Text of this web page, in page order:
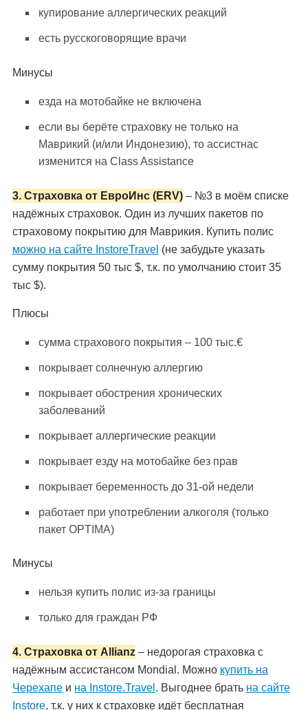
купирование аллергических реакций
есть русскоговорящие врачи
Минусы
езда на мотобайке не включена
если вы берёте страховку не только на
Маврикий (и/или Индонезию), то ассистнас
изменится на Class Assistance
3. Страховка от ЕвроИнс (ERV)– №3 в моём списке
надёжных страховок. Один из лучших пакетов по
страховому покрытию для Маврикия. Купить полис
можно на сайте InstoreTravel (не забудьте указать
сумму покрытия 50 тыс $, т.к. по умолчанию стоит 35
тыс $).
Плюсы
сумма страхового покрытия – 100 тыс.€
покрывает солнечную аллергию
покрывает обострения хронических
заболеваний
покрывает аллергические реакции
покрывает езду на мотобайке без прав
покрывает беременность до 31-ой недели
работает при употреблении алкоголя (только
пакет OPTIMA)
Минусы
нельзя купить полис из-за границы
только для граждан РФ
4. Страховка от Allianz– недорогая страховка с
надёжным ассистансом Mondial. Можно купить на
Черехапеи на Instore.Travel . Выгоднее брать на сайте
Instore, т.к. у них к страховке идёт бесплатная